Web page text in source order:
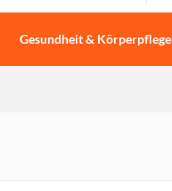
Gesundheit & Körperpflege